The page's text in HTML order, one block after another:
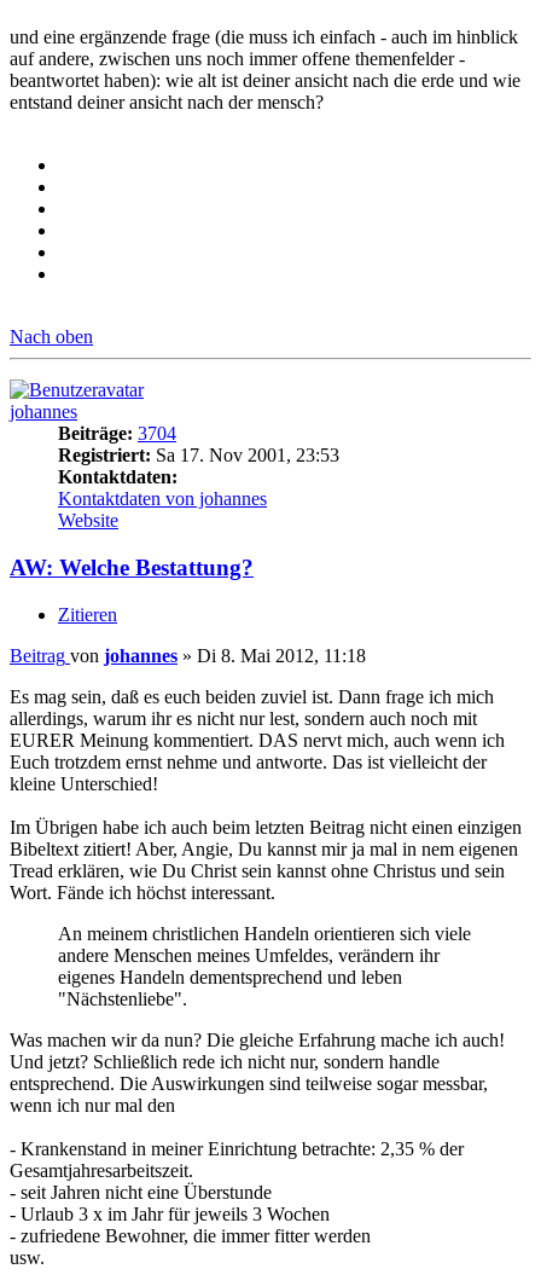
und eine ergänzende frage (die muss ich einfach - auch im hinblick
auf andere, zwischen uns noch immer offene themenfelder -
beantwortet haben): wie alt ist deiner ansicht nach die erde und wie
entstand deiner ansicht nach der mensch?
Nach oben
johannes
Beiträge: 3704
Registriert: Sa 17. Nov 2001, 23:53
Kontaktdaten:
Kontaktdaten von johannes
Website
AW: Welche Bestattung?
Zitieren
Beitrag von johannes » Di 8. Mai 2012, 11:18
Es mag sein, daß es euch beiden zuviel ist. Dann frage ich mich
allerdings, warum ihr es nicht nur lest, sondern auch noch mit
EURER Meinung kommentiert. DAS nervt mich, auch wenn ich
Euch trotzdem ernst nehme und antworte. Das ist vielleicht der
kleine Unterschied!
Im Übrigen habe ich auch beim letzten Beitrag nicht einen einzigen
Bibeltext zitiert! Aber, Angie, Du kannst mir ja mal in nem eigenen
Tread erklären, wie Du Christ sein kannst ohne Christus und sein
Wort. Fände ich höchst interessant.
An meinem christlichen Handeln orientieren sich viele
andere Menschen meines Umfeldes, verändern ihr
eigenes Handeln dementsprechend und leben
"Nächstenliebe".
Was machen wir da nun? Die gleiche Erfahrung mache ich auch!
Und jetzt? Schließlich rede ich nicht nur, sondern handle
entsprechend. Die Auswirkungen sind teilweise sogar messbar,
wenn ich nur mal den
- Krankenstand in meiner Einrichtung betrachte: 2,35 % der
Gesamtjahresarbeitszeit.
- seit Jahren nicht eine Überstunde
- Urlaub 3 x im Jahr für jeweils 3 Wochen
- zufriedene Bewohner, die immer fitter werden
usw.